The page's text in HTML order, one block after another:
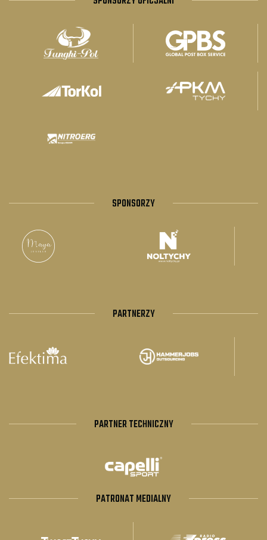
SPONSORZY
PARTNERZY
PARTNER TECHNICZNY
PATRONAT MEDIALNY